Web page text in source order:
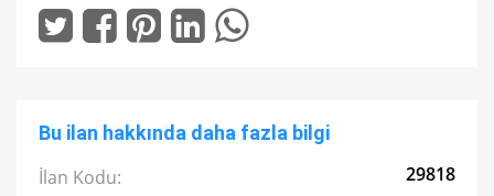
Bu ilan hakkında daha fazla bilgi
İlan Kodu:
29818